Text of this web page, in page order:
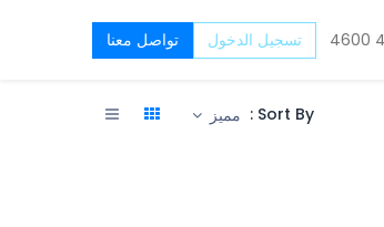
تسجيل الدخول تواصل معنا
Sort By : مميز